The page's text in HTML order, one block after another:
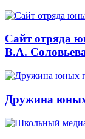
Сайт отряда
В.А.
Дружина